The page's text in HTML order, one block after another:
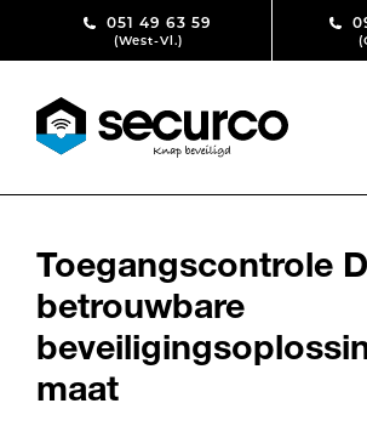
Skip to content051 49 63 59
(West-Vl.)
Toegangscontrole
betrouwbare
maat